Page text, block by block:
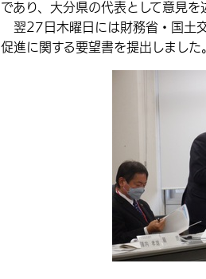
であり、大分県の代表として意見を
翌27日木曜日には財務省・国土
促進に関する要望書を提出しました